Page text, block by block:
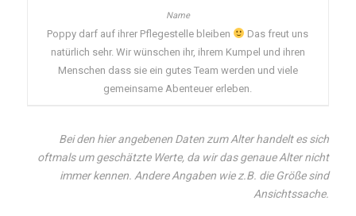
Poppy darf auf ihrer Pflegestelle bleiben
Das freut uns
natürlich sehr. Wir wünschen ihr, ihrem Kumpel und ihren
Menschen dass sie ein gutes Team werden und viele
gemeinsame Abenteuer erleben.
Bei den hier angebenen Daten zum Alter handelt es sich
oftmals um geschätzte Werte, da wir das genaue Alter nicht
immer kennen. Andere Angaben wie z.B. die Größe sind
Ansichtssache.